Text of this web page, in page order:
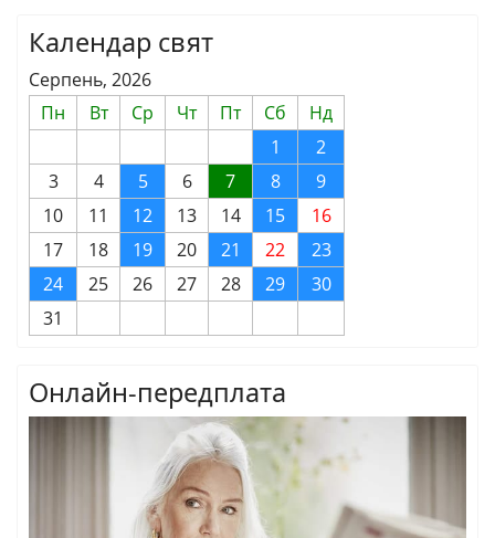
Календар свят
Серпень, 2026
Пн
Вт Ср Чт Пт Сб
Нд
1
2
3
4 5 6 7 8
9
10
11 12 13 14 15
16
17
18 19 20 21 22
23
24
25 26 27 28 29
30
31
Онлайн-передплата